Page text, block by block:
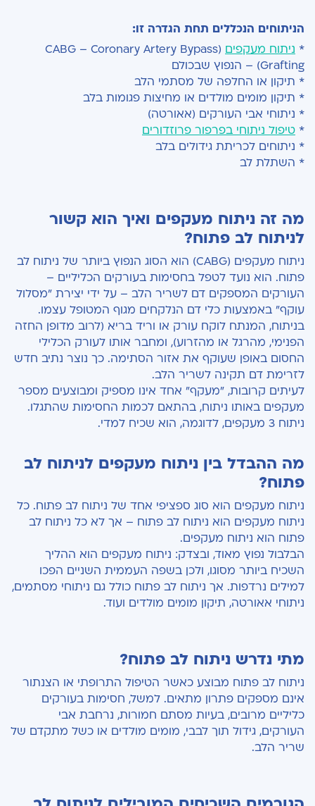
הניתוחים הנכללים תחת הגדרה זו:
* ניתוח מעקפים (CABG – Coronary Artery Bypass
Grafting) – הנפוץ שבכולם
* תיקון או החלפה של מסתמי הלב
* תיקון מומים מולדים או מחיצות פגומות בלב
* ניתוחי אבי העורקים (אאורטה)
* טיפול ניתוחי בפרפור פרוזדורים
* ניתוחים לכריתת גידולים בלב
* השתלת לב
מה זה ניתוח מעקפים ואיך הוא קשור
לניתוח לב פתוח?
ניתוח מעקפים (CABG) הוא הסוג הנפוץ ביותר של ניתוח לב
פתוח. הוא נועד לטפל בחסימות בעורקים הכליליים –
העורקים המספקים דם לשריר הלב – על ידי יצירת "מסלול
עוקף" באמצעות כלי דם הנלקחים מגוף המטופל עצמו.
בניתוח, המנתח לוקח עורק או וריד בריא (לרוב מדופן החזה
הפנימי, מהרגל או מהזרוע), ומחבר אותו לעורק הכלילי
החסום באופן שעוקף את אזור הסתימה. כך נוצר נתיב חדש
לזרימת דם תקינה לשריר הלב.
לעיתים קרובות, "מעקף" אחד אינו מספיק ומבוצעים מספר
מעקפים באותו ניתוח, בהתאם לכמות החסימות שהתגלו.
ניתוח 3 מעקפים, לדוגמה, הוא שכיח למדי.
מה ההבדל בין ניתוח מעקפים לניתוח לב
פתוח?
ניתוח מעקפים הוא סוג ספציפי אחד של ניתוח לב פתוח. כל
ניתוח מעקפים הוא ניתוח לב פתוח – אך לא כל ניתוח לב
פתוח הוא ניתוח מעקפים.
הבלבול נפוץ מאוד, ובצדק: ניתוח מעקפים הוא ההליך
השכיח ביותר מסוגו, ולכן בשפה העממית השניים הפכו
למילים נרדפות. אך ניתוח לב פתוח כולל גם ניתוחי מסתמים,
ניתוחי אאורטה, תיקון מומים מולדים ועוד.
מתי נדרש ניתוח לב פתוח?
ניתוח לב פתוח מבוצע כאשר הטיפול התרופתי או הצנתור
אינם מספקים פתרון מתאים. למשל, חסימות בעורקים
כליליים מרובים, בעיות מסתם חמורות, נרחבת אבי
העורקים, גידול תוך לבבי, מומים מולדים או כשל מתקדם של
שריר הלב.